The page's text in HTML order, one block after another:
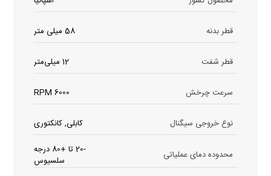
قطر بدنه 58 میلی متر
قطر شفت 12 میلی‌متر
سرعت چرخش 6000 RPM
نوع خروجی سیگنال کابلی, کانکتوری
محدوده دمای عملیاتی
-20 تا +80 درجه
سلسیوس